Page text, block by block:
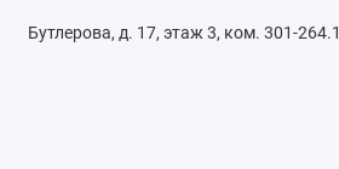
Бутлерова, д. 17, этаж 3, ком. 301-264.1